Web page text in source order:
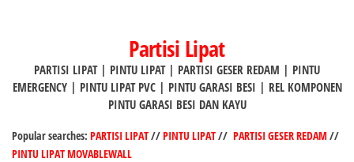
Partisi Lipat
PARTISI LIPAT | PINTU LIPAT | PARTISI GESER REDAM | PINTU
EMERGENCY | PINTU LIPAT PVC | PINTU GARASI BESI | REL KOMPONEN
PINTU GARASI BESI DAN KAYU
Popular searches: PARTISI LIPAT//PINTU LIPAT// PARTISI GESER REDAM//
PINTU LIPAT MOVABLEWALL